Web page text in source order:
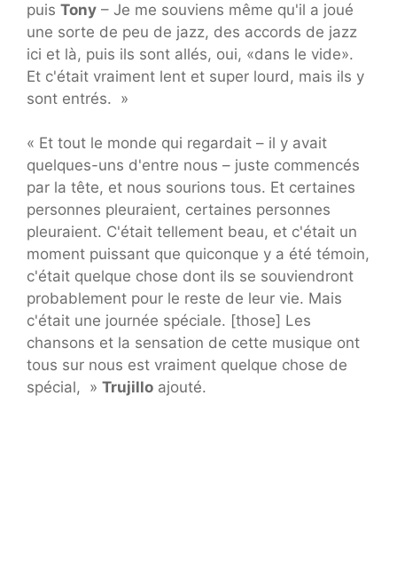
puis Tony – Je me souviens même qu'il a joué
une sorte de peu de jazz, des accords de jazz
ici et là, puis ils sont allés, oui, «dans le vide».
Et c'était vraiment lent et super lourd, mais ils y
sont entrés. »
« Et tout le monde qui regardait – il y avait
quelques-uns d'entre nous – juste commencés
par la tête, et nous sourions tous. Et certaines
personnes pleuraient, certaines personnes
pleuraient. C'était tellement beau, et c'était un
moment puissant que quiconque y a été témoin,
c'était quelque chose dont ils se souviendront
probablement pour le reste de leur vie. Mais
c'était une journée spéciale. [those] Les
chansons et la sensation de cette musique ont
tous sur nous est vraiment quelque chose de
spécial, » Trujillo ajouté.